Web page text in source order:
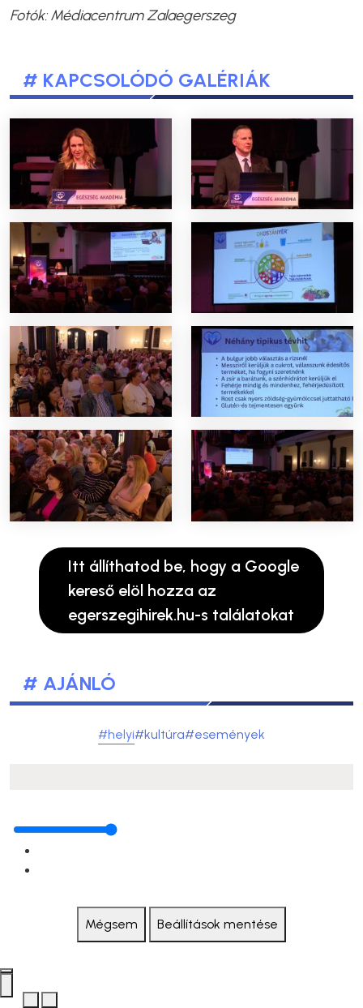
Fotók:Médiacentrum Zalaegerszeg
# KAPCSOLÓDÓ GALÉRIÁK
Itt állíthatod be, hogy a Google
kereső elöl hozza az
egerszegihirek.hu-s találatokat
# AJÁNLÓ
#helyi#kultúra#események
Mégsem Beállítások mentése